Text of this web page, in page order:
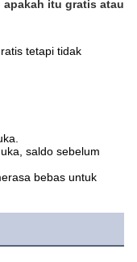
apakah itu gratis atau
tetapi tidak
saldo sebelum
bebas untuk